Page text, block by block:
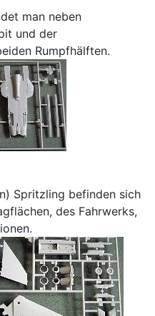
man neben
und der
Rumpfhälften.
Spritzling befinden sich
des Fahrwerks,